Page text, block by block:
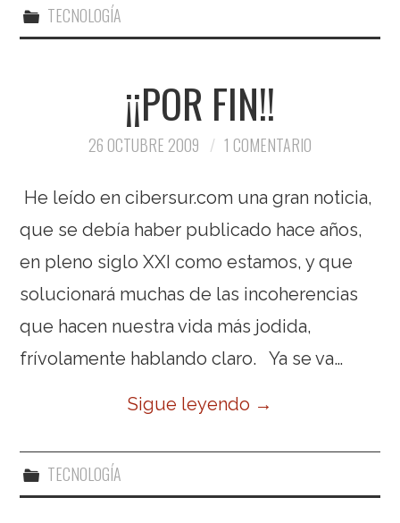
TECNOLOGÍA
¡¡POR FIN!!
26 OCTUBRE 2009 1 COMENTARIO
He leído en cibersur.com una gran noticia,
que se debía haber publicado hace años,
en pleno siglo XXI como estamos, y que
solucionará muchas de las incoherencias
que hacen nuestra vida más jodida,
frívolamente hablando claro. Ya se va…
Sigue leyendo →
TECNOLOGÍA